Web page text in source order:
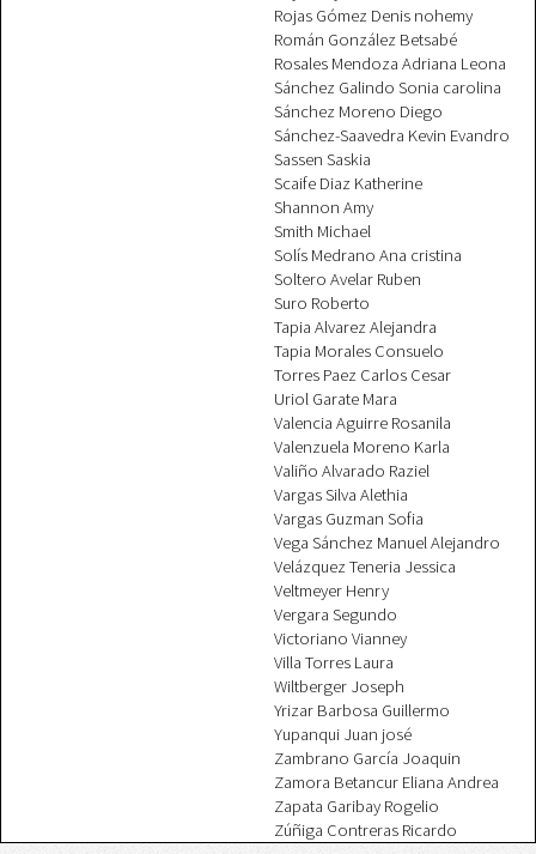
Rojas Gómez Denis nohemy
Román González Betsabé
Rosales Mendoza Adriana Leona
Sánchez Galindo Sonia carolina
Sánchez Moreno Diego
Sánchez-Saavedra Kevin Evandro
Sassen Saskia
Scaife Diaz Katherine
Shannon Amy
Smith Michael
Solís Medrano Ana cristina
Soltero Avelar Ruben
Suro Roberto
Tapia Alvarez Alejandra
Tapia Morales Consuelo
Torres Paez Carlos Cesar
Uriol Garate Mara
Valencia Aguirre Rosanila
Valenzuela Moreno Karla
Valiño Alvarado Raziel
Vargas Silva Alethia
Vargas Guzman Sofia
Vega Sánchez Manuel Alejandro
Velázquez Teneria Jessica
Veltmeyer Henry
Vergara Segundo
Victoriano Vianney
Villa Torres Laura
Wiltberger Joseph
Yrizar Barbosa Guillermo
Yupanqui Juan josé
Zambrano García Joaquin
Zamora Betancur Eliana Andrea
Zapata Garibay Rogelio
Zúñiga Contreras Ricardo